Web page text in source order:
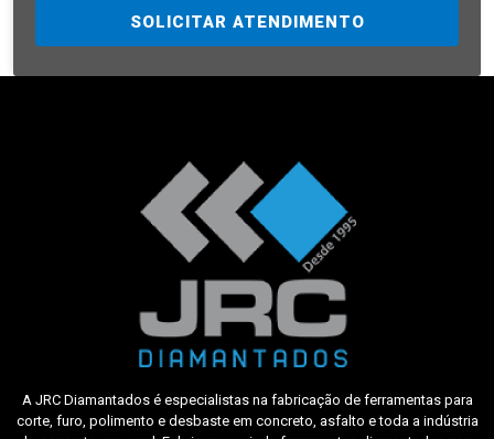
SOLICITAR ATENDIMENTO
A JRC Diamantados é especialistas na fabricação de ferramentas para
corte, furo, polimento e desbaste em concreto, asfalto e toda a indústria